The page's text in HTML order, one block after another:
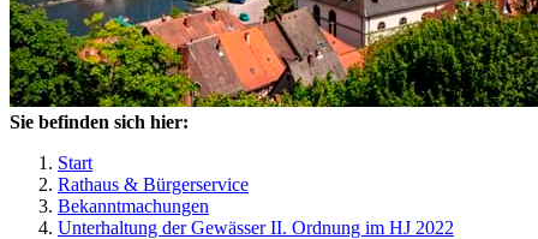
Sie befinden sich hier:
Start
Rathaus & Bürgerservice
Bekanntmachungen
Unterhaltung der Gewässer II. Ordnung im HJ 2022